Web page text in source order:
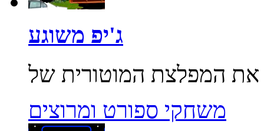
ג'יפ משוגע
משחקי ספורט ומרוצים